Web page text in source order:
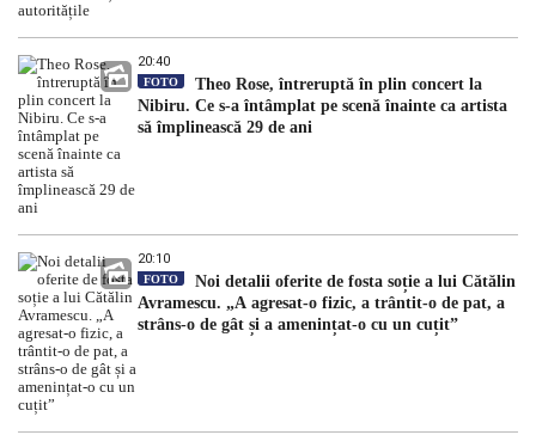
20:40
FOTO
Theo Rose, întreruptă în plin concert la
Nibiru. Ce s-a întâmplat pe scenă înainte ca artista
să împlinească 29 de ani
20:10
FOTO
Noi detalii oferite de fosta soție a lui Cătălin
Avramescu. „A agresat-o fizic, a trântit-o de pat, a
strâns-o de gât și a amenințat-o cu un cuțit”